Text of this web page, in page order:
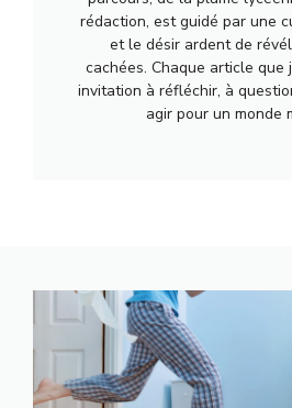
rédaction, est guidé par une
et le désir ardent de
cachées. Chaque article que
invitation à réfléchir, à
agir pour un monde